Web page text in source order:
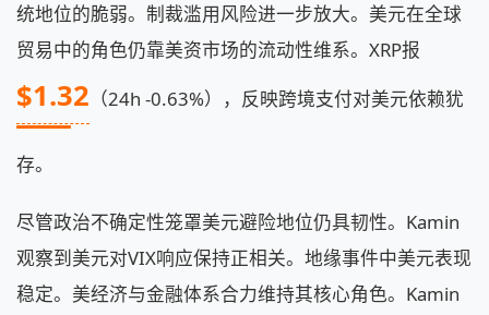
统地位的脆弱。制裁滥用风险进一步放大。美元在全球
贸易中的角色仍靠美资市场的流动性维系。XRP报
$1.32 （24h -0.63%），反映跨境支付对美元依赖犹
存。
尽管政治不确定性笼罩美元避险地位仍具韧性。Kamin
观察到美元对VIX响应保持正相关。地缘事件中美元表现
稳定。美经济与金融体系合力维持其核心角色。Kamin